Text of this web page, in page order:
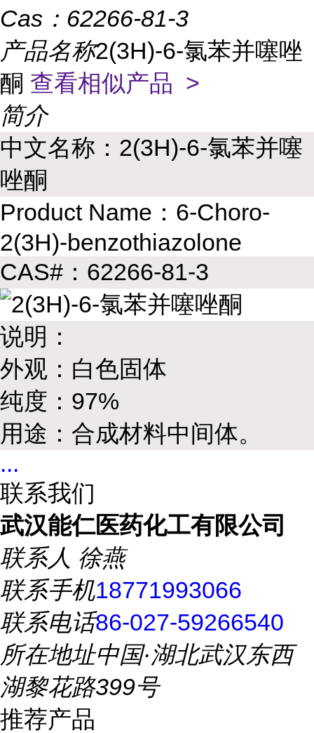
Cas： 62266-81-3
产品名称2(3H)-6-氯苯并噻唑
酮 查看相似产品 >
简介
中文名称：2(3H)-6-氯苯并噻
唑酮
Product Name：6-Choro-
2(3H)-benzothiazolone
CAS#：62266-81-3
说明：
外观：白色固体
纯度：97%
用途：合成材料中间体。
...
联系我们
武汉能仁医药化工有限公司
联系人 徐燕
联系手机18771993066
联系电话86-027-59266540
所在地址中国·湖北武汉东西
湖黎花路399号
推荐产品